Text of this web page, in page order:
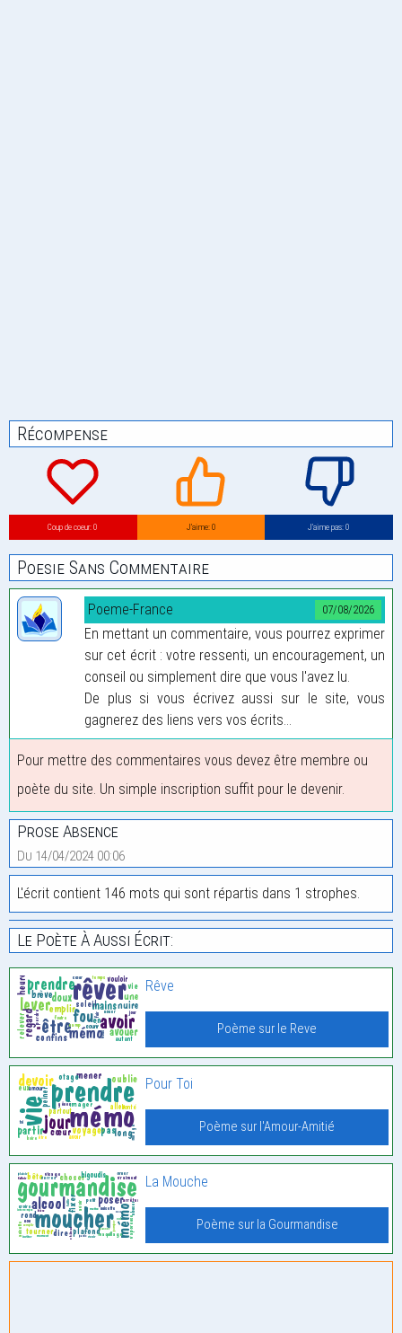
Récompense
Coup de coeur: 0 J’aime: 0 J’aime pas: 0
Poesie Sans Commentaire
07/08/2026
Poeme-France
En mettant un commentaire, vous pourrez exprimer
sur cet écrit : votre ressenti, un encouragement, un
conseil ou simplement dire que vous l'avez lu.
De plus si vous écrivez aussi sur le site, vous
gagnerez des liens vers vos écrits...
Pour mettre des commentaires vous devez être membre ou
poète du site. Un simple inscription suffit pour le devenir.
Prose Absence
Du 14/04/2024 00:06
L'écrit contient 146 mots qui sont répartis dans 1 strophes.
Le Poète À Aussi Écrit:
Rêve
Poème sur le Reve
Pour Toi
Poème sur l'Amour-Amitié
La Mouche
Poème sur la Gourmandise